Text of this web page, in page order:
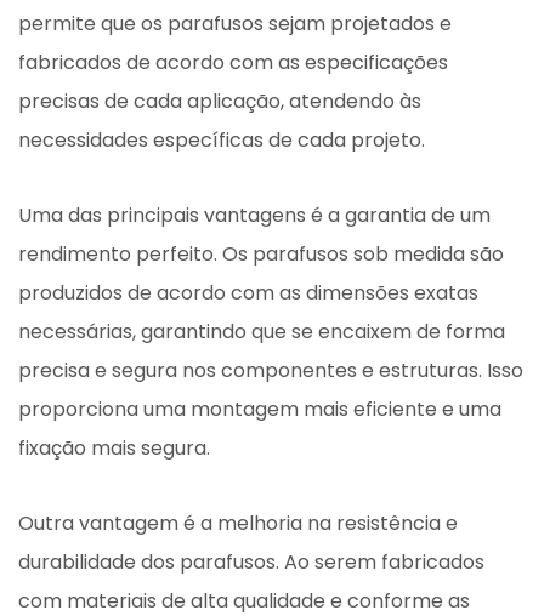
permite que os parafusos sejam projetados e
fabricados de acordo com as especificações
precisas de cada aplicação, atendendo às
necessidades específicas de cada projeto.
Uma das principais vantagens é a garantia de um
rendimento perfeito. Os parafusos sob medida são
produzidos de acordo com as dimensões exatas
necessárias, garantindo que se encaixem de forma
precisa e segura nos componentes e estruturas. Isso
proporciona uma montagem mais eficiente e uma
fixação mais segura.
Outra vantagem é a melhoria na resistência e
durabilidade dos parafusos. Ao serem fabricados
com materiais de alta qualidade e conforme as